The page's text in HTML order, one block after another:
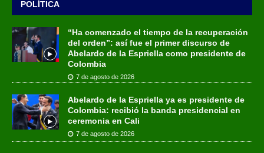
POLÍTICA
“Ha comenzado el tiempo de la recuperación
del orden”: así fue el primer discurso de
Abelardo de la Espriella como presidente de
Colombia
7 de agosto de 2026
Abelardo de la Espriella ya es presidente de
Colombia: recibió la banda presidencial en
ceremonia en Cali
7 de agosto de 2026